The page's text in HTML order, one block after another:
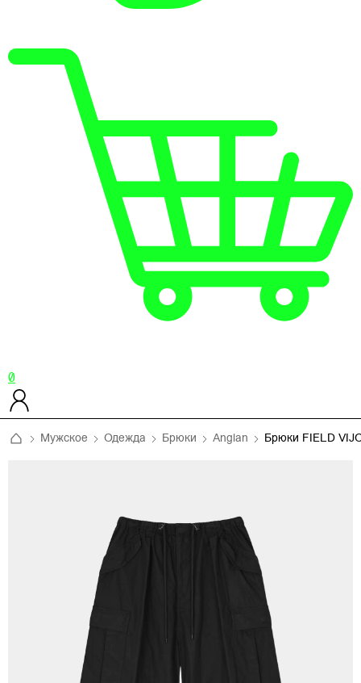
0
Мужское Одежда Брюки Anglan Брюки FIELD